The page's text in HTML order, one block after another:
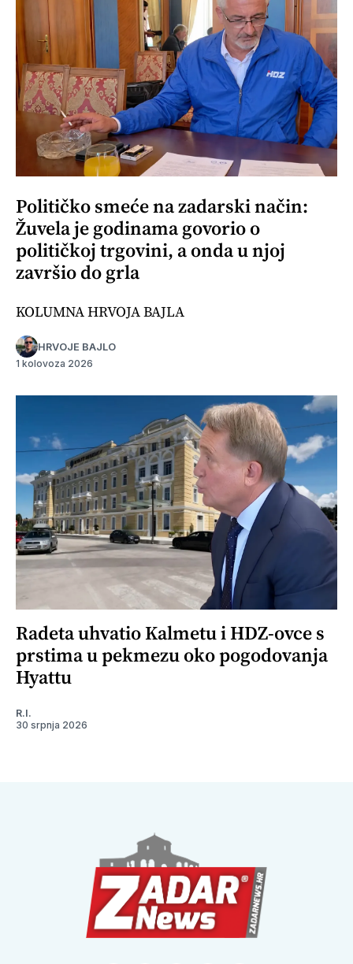
Političko smeće na zadarski način:
Žuvela je godinama govorio o
političkoj trgovini, a onda u njoj
završio do grla
KOLUMNA HRVOJA BAJLA
HRVOJE BAJLO
1 kolovoza 2026
Radeta uhvatio Kalmetu i HDZ-ovce s
prstima u pekmezu oko pogodovanja
Hyattu
R.I.
30 srpnja 2026